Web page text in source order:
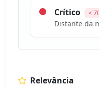
Crítico <
Distante da
Relevância